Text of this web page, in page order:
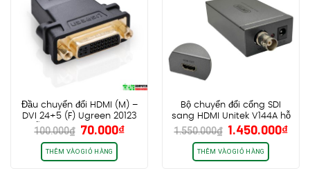
Đầu chuyển đổi HDMI (M) –
DVI 24+5 (F) Ugreen 20123
hỗ trợ 2 chiều cao cấp
100.000₫ Giá
gốc
là:
100.000₫.
70.000₫Giá
THÊM VÀO GIỎ HÀNG
Bộ chuyển đổi cổng SDI
sang HDMI Unitek V144A hỗ
trợ các chuẩn SD-SDI, HD-
SDI, 3G-SDI
1.550.000₫ Giá
gốc
là:
1.550.000₫.
1.450.000₫Giá
THÊM VÀO GIỎ HÀNG